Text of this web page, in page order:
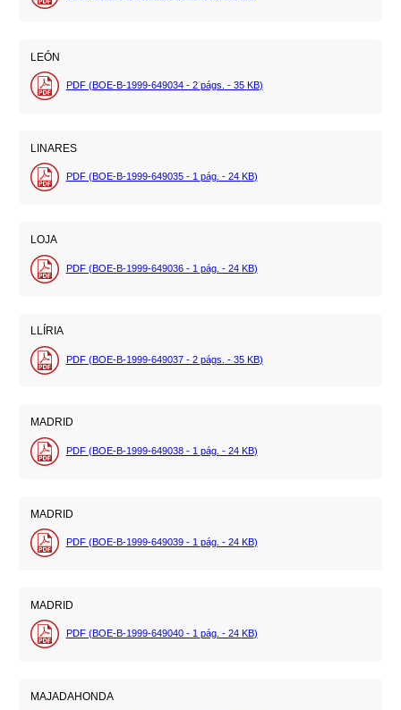
LEÓN
PDF (BOE-B-1999-649034 - 2 págs. - 35 KB)
LINARES
PDF (BOE-B-1999-649035 - 1 pág. - 24 KB)
LOJA
PDF (BOE-B-1999-649036 - 1 pág. - 24 KB)
LLÍRIA
PDF (BOE-B-1999-649037 - 2 págs. - 35 KB)
MADRID
PDF (BOE-B-1999-649038 - 1 pág. - 24 KB)
MADRID
PDF (BOE-B-1999-649039 - 1 pág. - 24 KB)
MADRID
PDF (BOE-B-1999-649040 - 1 pág. - 24 KB)
MAJADAHONDA